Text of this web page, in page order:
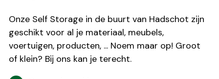
Onze Self Storage in de buurt van Hadschot zijn
geschikt voor al je materiaal, meubels,
voertuigen, producten, ... Noem maar op! Groot
of klein? Bij ons kan je terecht.